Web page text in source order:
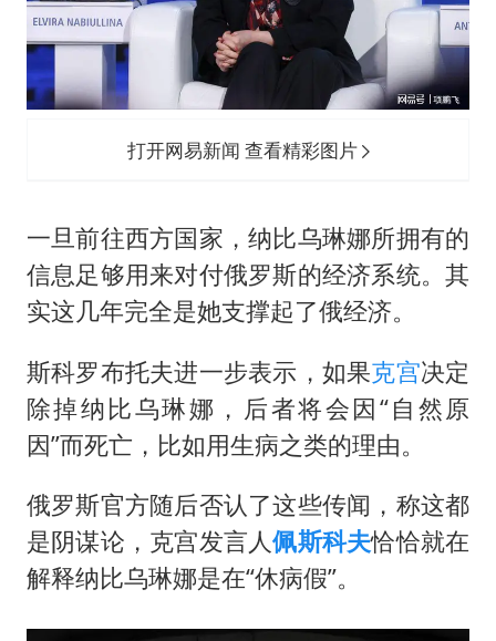
打开网易新闻 查看精彩图片
一旦前往西方国家，纳比乌琳娜所拥有的
信息足够用来对付俄罗斯的经济系统。其
实这几年完全是她支撑起了俄经济。
斯科罗布托夫进一步表示，如果克宫决定
除掉纳比乌琳娜，后者将会因“自然原
因”而死亡，比如用生病之类的理由。
俄罗斯官方随后否认了这些传闻，称这都
是阴谋论，克宫发言人佩斯科夫恰恰就在
解释纳比乌琳娜是在“休病假”。